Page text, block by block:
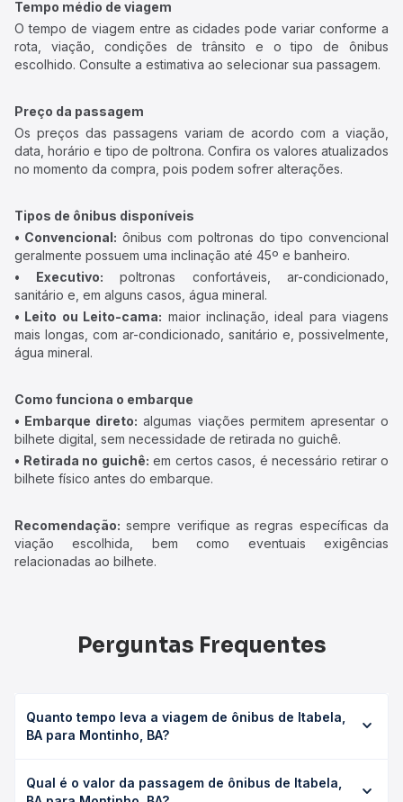
Tempo médio de viagem
O tempo de viagem entre as cidades pode variar conforme a
rota, viação, condições de trânsito e o tipo de ônibus
escolhido. Consulte a estimativa ao selecionar sua passagem.
Preço da passagem
Os preços das passagens variam de acordo com a viação,
data, horário e tipo de poltrona. Confira os valores atualizados
no momento da compra, pois podem sofrer alterações.
Tipos de ônibus disponíveis
• Convencional: ônibus com poltronas do tipo convencional
geralmente possuem uma inclinação até 45º e banheiro.
• Executivo: poltronas confortáveis, ar-condicionado,
sanitário e, em alguns casos, água mineral.
• Leito ou Leito-cama: maior inclinação, ideal para viagens
mais longas, com ar-condicionado, sanitário e, possivelmente,
água mineral.
Como funciona o embarque
• Embarque direto: algumas viações permitem apresentar o
bilhete digital, sem necessidade de retirada no guichê.
• Retirada no guichê: em certos casos, é necessário retirar o
bilhete físico antes do embarque.
Recomendação: sempre verifique as regras específicas da
viação escolhida, bem como eventuais exigências
relacionadas ao bilhete.
Perguntas Frequentes
Quanto tempo leva a viagem de ônibus de Itabela,
BA para Montinho, BA?
em média 0 horas, podendo variar conforme a viação, o
Qual é o valor da passagem de ônibus de Itabela,